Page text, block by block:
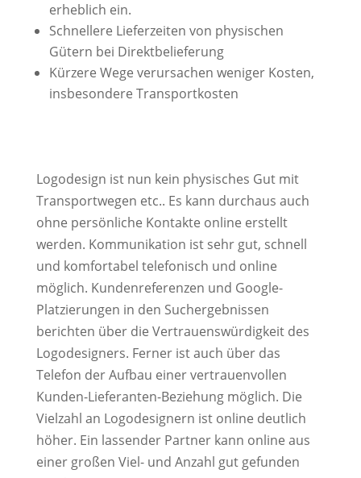
erheblich ein.
Schnellere Lieferzeiten von physischen
Gütern bei Direktbelieferung
Kürzere Wege verursachen weniger Kosten,
insbesondere Transportkosten
Logodesign ist nun kein physisches Gut mit
Transportwegen etc.. Es kann durchaus auch
ohne persönliche Kontakte online erstellt
werden. Kommunikation ist sehr gut, schnell
und komfortabel telefonisch und online
möglich. Kundenreferenzen und Google-
Platzierungen in den Suchergebnissen
berichten über die Vertrauenswürdigkeit des
Logodesigners. Ferner ist auch über das
Telefon der Aufbau einer vertrauenvollen
Kunden-Lieferanten-Beziehung möglich. Die
Vielzahl an Logodesignern ist online deutlich
höher. Ein lassender Partner kann online aus
einer großen Viel- und Anzahl gut gefunden